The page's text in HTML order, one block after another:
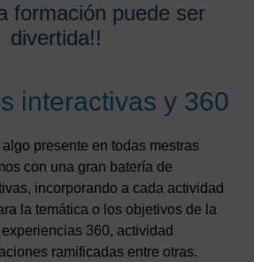
formación puede ser
divertida!!
interactivas y 360
presente en todas mestras
con una gran batería de
incorporando a cada actividad
la temática o los objetivos de la
360, actividad
ramificadas entre otras.